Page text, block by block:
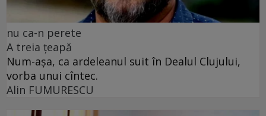
nu ca-n perete
A treia țeapă
Num-așa, ca ardeleanul suit în Dealul Clujului,
vorba unui cîntec.
Alin FUMURESCU